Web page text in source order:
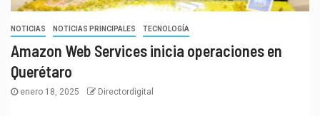
NOTICIAS NOTICIAS PRINCIPALES TECNOLOGÍA
Amazon Web Services inicia operaciones en
Querétaro
enero 18, 2025 Directordigital